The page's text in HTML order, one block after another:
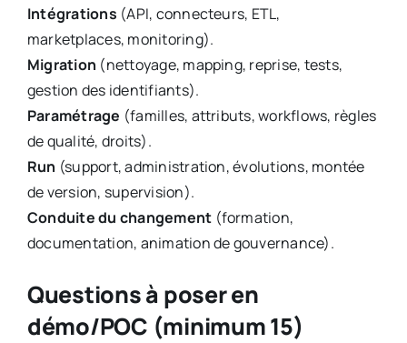
Intégrations (API, connecteurs, ETL,
marketplaces, monitoring).
Migration (nettoyage, mapping, reprise, tests,
gestion des identifiants).
Paramétrage (familles, attributs, workflows, règles
de qualité, droits).
Run (support, administration, évolutions, montée
de version, supervision).
Conduite du changement (formation,
documentation, animation de gouvernance).
Questions à poser en
démo/POC (minimum 15)